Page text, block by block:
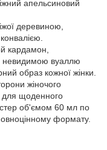
апельсиновий
деревиною,
кардамон,
невидимою вуаллю
образ кожної жінки.
жіночого
для щоденного
об'ємом 60 мл по
формату.